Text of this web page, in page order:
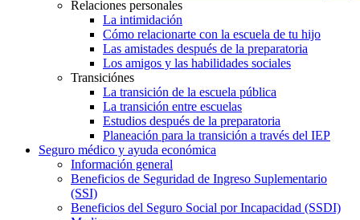
Relaciones personales
La intimidación
Cómo relacionarte con la escuela de tu hijo
Las amistades después de la preparatoria
Los amigos y las habilidades sociales
Transiciónes
La transición de la escuela pública
La transición entre escuelas
Estudios después de la preparatoria
Planeación para la transición a través del IEP
Seguro médico y ayuda económica
Información general
Beneficios de Seguridad de Ingreso Suplementario
(SSI)
Beneficios del Seguro Social por Incapacidad (SSDI)